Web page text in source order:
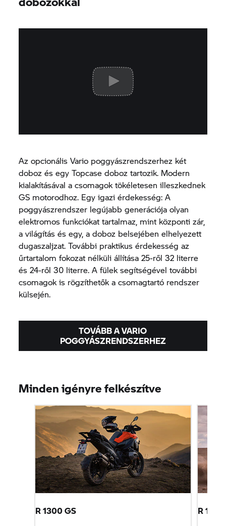
Az opcionális Vario poggyászrendszerhez két
doboz és egy Topcase doboz tartozik. Modern
kialakításával a csomagok tökéletesen illeszkednek
GS motorodhoz. Egy igazi érdekesség: A
poggyászrendszer legújabb generációja olyan
elektromos funkciókat tartalmaz, mint központi zár,
a világítás és egy, a doboz belsejében elhelyezett
dugaszaljzat. További praktikus érdekesség az
űrtartalom fokozat nélküli állítása 25-ről 32 literre
és 24-ről 30 literre. A fülek segítségével további
csomagok is rögzíthetők a csomagtartó rendszer
külsején.
TOVÁBB A VARIO
POGGYÁSZRENDSZERHEZ
Minden igényre felkészítve
R 1300 GS
R